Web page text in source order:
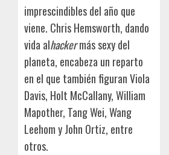
imprescindibles del año que
viene. Chris Hemsworth, dando
vida alhackermás sexy del
planeta, encabeza un reparto
en el que también figuran Viola
Davis, Holt McCallany, William
Mapother, Tang Wei, Wang
Leehom y John Ortiz, entre
otros.